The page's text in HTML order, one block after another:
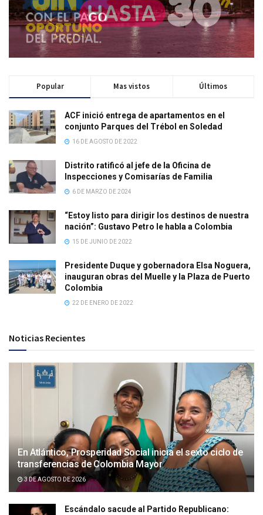
Popular Mas vistos Últimos
ACF inició entrega de apartamentos en el
conjunto Parques del Trébol en Soledad
16 DE AGOSTO DE 2022
Distrito ratificó al jefe de la Oficina de
Inspecciones y Comisarías de Familia
6 DE MARZO DE 2024
“Estoy listo para dirigir los destinos de nuestra
nación”: Gustavo Petro le habla a Colombia
15 DE JUNIO DE 2022
Presidente Duque y gobernadora Elsa Noguera,
inauguran obras del Muelle y la Plaza de Puerto
Colombia
22 DE ENERO DE 2022
Noticias Recientes
En Atlántico, Prosperidad Social inicia el sexto ciclo de
transferencias de Colombia Mayor
3 DE AGOSTO DE 2026
Escándalo sacude al Partido Republicano: